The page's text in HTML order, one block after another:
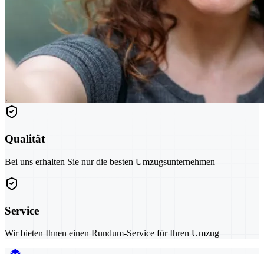
Qualität
Bei uns erhalten Sie nur die besten Umzugsunternehmen
Service
Wir bieten Ihnen einen Rundum-Service für Ihren Umzug